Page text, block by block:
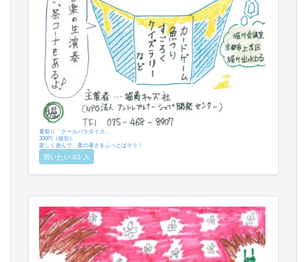
夏祭り「クールパラダイス」
300円（税別）
楽しく遊んで、夏の暑さをふっとばそう！
買いたい 63 人